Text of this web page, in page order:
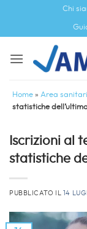
contenuti
Chi
Home » Area
statistiche
Iscrizioni al
statistiche
PUBBLICATO IL 14